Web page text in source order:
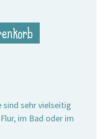
sind sehr vielseitig
im Bad oder im